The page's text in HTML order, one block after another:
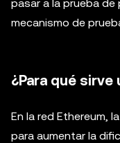
pasar a la prueba
mecanismo de
¿Para qué
En la red Ethereum,
para aumentar la